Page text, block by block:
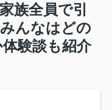
族全員で引
んなはどの
験談も紹介